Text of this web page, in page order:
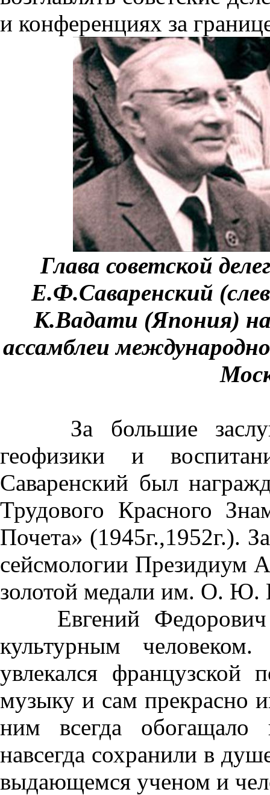
и конференциях за
Глава советской
Е.Ф.Саваренский
К.Вадати (Япония) на
ассамблеи
За большие заслуги
геофизики и
Саваренский был
Трудового Красного
Почета» (1945г.,1952г.).
сейсмологии Президиум
золотой медали им. О. Ю.
Евгений Федорович
культурным
увлекался французской
музыку и сам прекрасно
ним всегда обогащало
навсегда сохранили в
выдающемся ученом и